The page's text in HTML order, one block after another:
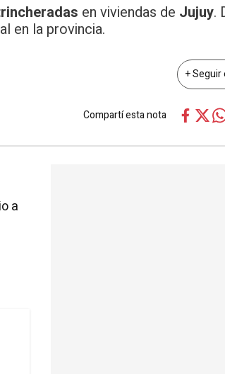
en viviendas de Jujuy.
en la provincia.
+ Seguir
Compartí esta nota
a